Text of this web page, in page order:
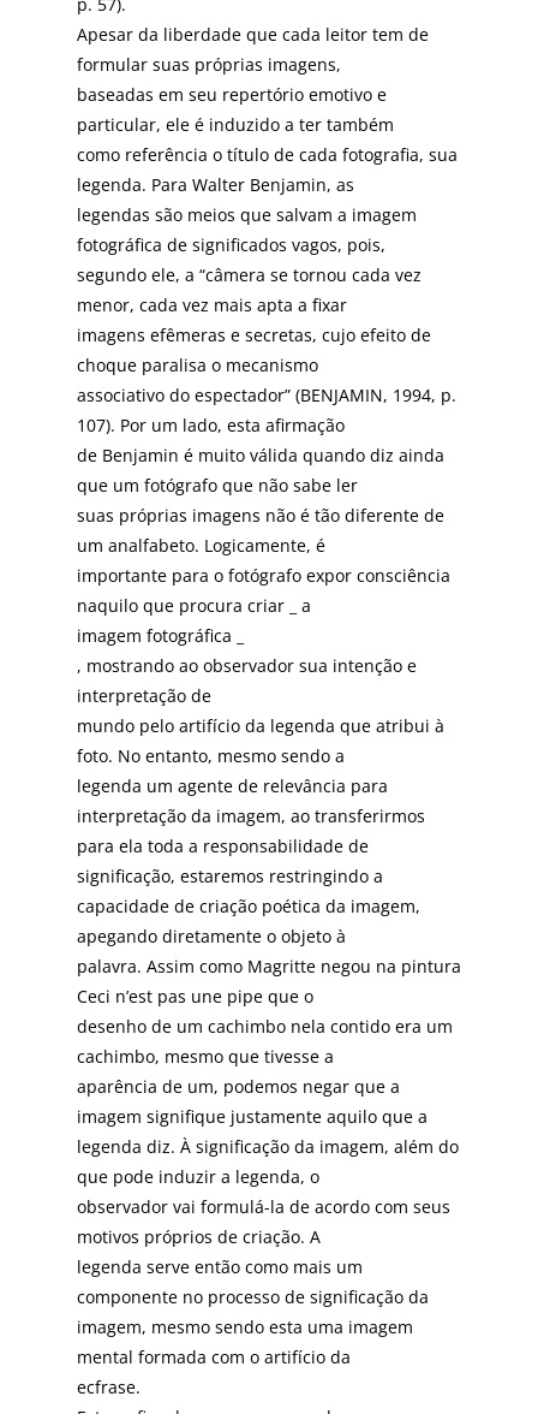
Apesar da liberdade que cada leitor tem de
formular suas próprias imagens,
baseadas em seu repertório emotivo e
particular, ele é induzido a ter também
como referência o título de cada fotografia, sua
legenda. Para Walter Benjamin, as
legendas são meios que salvam a imagem
fotográfica de significados vagos, pois,
segundo ele, a “câmera se tornou cada vez
menor, cada vez mais apta a fixar
imagens efêmeras e secretas, cujo efeito de
choque paralisa o mecanismo
associativo do espectador” (BENJAMIN, 1994, p.
107). Por um lado, esta afirmação
de Benjamin é muito válida quando diz ainda
que um fotógrafo que não sabe ler
suas próprias imagens não é tão diferente de
um analfabeto. Logicamente, é
importante para o fotógrafo expor consciência
naquilo que procura criar _ a
imagem fotográfica _
, mostrando ao observador sua intenção e
interpretação de
mundo pelo artifício da legenda que atribui à
foto. No entanto, mesmo sendo a
legenda um agente de relevância para
interpretação da imagem, ao transferirmos
para ela toda a responsabilidade de
significação, estaremos restringindo a
capacidade de criação poética da imagem,
apegando diretamente o objeto à
palavra. Assim como Magritte negou na pintura
Ceci n’est pas une pipe que o
desenho de um cachimbo nela contido era um
cachimbo, mesmo que tivesse a
aparência de um, podemos negar que a
imagem signifique justamente aquilo que a
legenda diz. À significação da imagem, além do
que pode induzir a legenda, o
observador vai formulá-la de acordo com seus
motivos próprios de criação. A
legenda serve então como mais um
componente no processo de significação da
imagem, mesmo sendo esta uma imagem
mental formada com o artifício da
ecfrase.